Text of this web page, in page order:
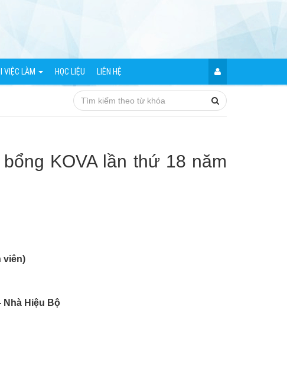
VIỆC LÀM HỌC LIỆU LIÊN HỆ
KOVA lần thứ 18 năm
viên)
Nhà Hiệu Bộ